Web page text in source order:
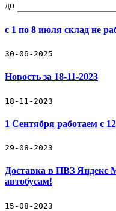
до
с 1 по 8 июля склад не
30-06-2025
Новость за 18-11-2023
18-11-2023
1 Сентября работаем с
29-08-2023
Доставка в ПВЗ Яндекс
автобусам!
15-08-2023